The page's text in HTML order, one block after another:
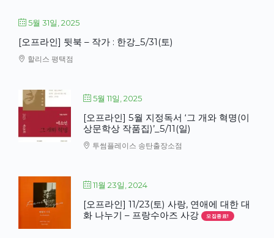
5월 31일, 2025
[오프라인] 뒷북 – 작가 : 한강_5/31(토)
할리스 평택점
5월 11일, 2025
[오프라인] 5월 지정독서 ‘그 개와 혁명(이
상문학상 작품집)’_5/11(일)
투썸플레이스 송탄출장소점
11월 23일, 2024
[오프라인] 11/23(토) 사랑, 연애에 대한 대
화 나누기 – 프랑수아즈 사강
모집종료!